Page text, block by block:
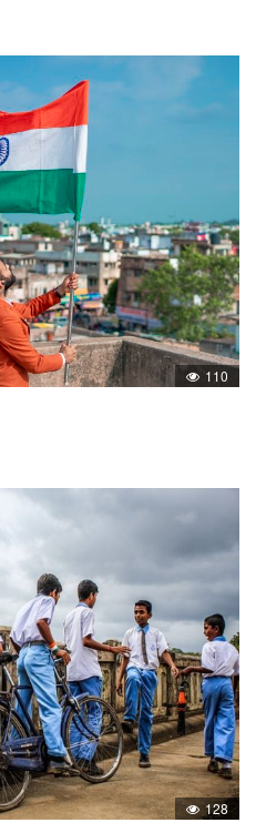
110
128